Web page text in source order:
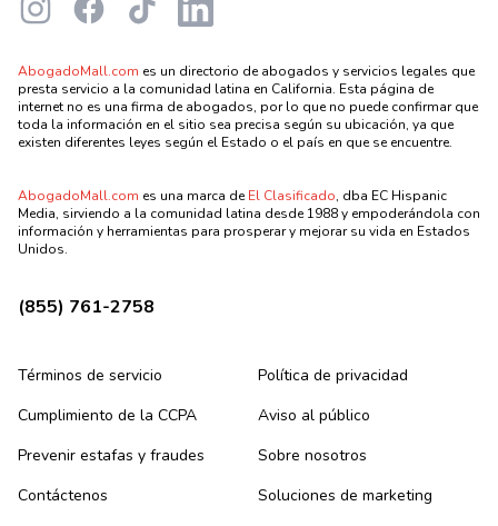
AbogadoMall.com es un directorio de abogados y servicios legales que
presta servicio a la comunidad latina en California. Esta página de
internet no es una firma de abogados, por lo que no puede confirmar que
toda la información en el sitio sea precisa según su ubicación, ya que
existen diferentes leyes según el Estado o el país en que se encuentre.
AbogadoMall.com es una marca deEl Clasificado, dba EC Hispanic
Media, sirviendo a la comunidad latina desde 1988 y empoderándola con
información y herramientas para prosperar y mejorar su vida en Estados
Unidos.
(855) 761-2758
Términos de servicio
Política de privacidad
Cumplimiento de la CCPA
Aviso al público
Prevenir estafas y fraudes
Sobre nosotros
Contáctenos
Soluciones de marketing